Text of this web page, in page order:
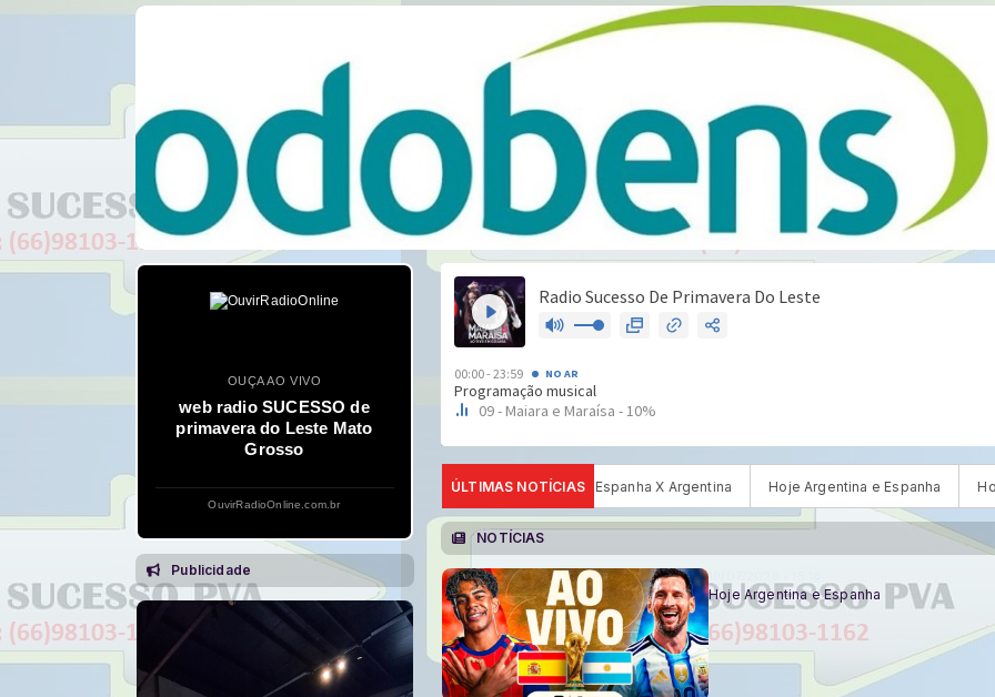
ÚLTIMAS NOTÍCIAS
Hoje Inglaterra e França FInal Espanha X Argentina Hoje Argentina e Espanha Hoje Inglaterra e França FInal
NOTÍCIAS
Hoje Argentina e Espanha
OUÇA AO VIVO
web radio SUCESSO de
primavera do Leste Mato
Grosso
OuvirRadioOnline.com.br
Publicidade